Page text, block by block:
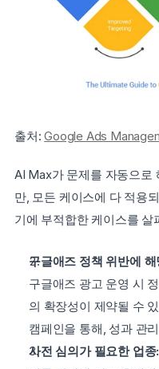
출처: Google Ads
AI Max가 문제를 자동으로
만, 모든 케이스에 다 적용
기에 부적합한 케이스를 살
구글애즈 정책 위반에
구글애즈 광고 운영 시
의 확장성이 제약될 수
캠페인을 통해, 성과 관
사전 심의가 필요한 업종: